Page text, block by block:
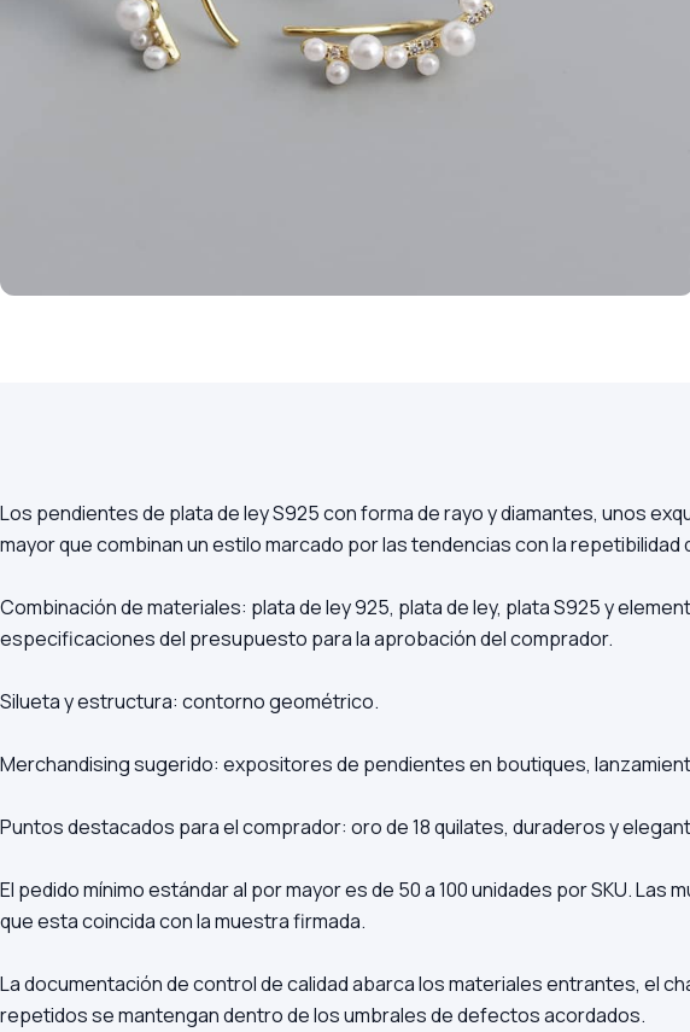
Los pendientes de plata de ley S925 con forma de rayo y diamantes, unos
mayor que combinan un estilo marcado por las tendencias con la
Combinación de materiales: plata de ley 925, plata de ley, plata S925 y
especificaciones del presupuesto para la aprobación del comprador.
Silueta y estructura: contorno geométrico.
Merchandising sugerido: expositores de pendientes en boutiques,
Puntos destacados para el comprador: oro de 18 quilates, duraderos y
El pedido mínimo estándar al por mayor es de 50 a 100 unidades por SKU.
que esta coincida con la muestra firmada.
La documentación de control de calidad abarca los materiales entrantes, el
repetidos se mantengan dentro de los umbrales de defectos acordados.